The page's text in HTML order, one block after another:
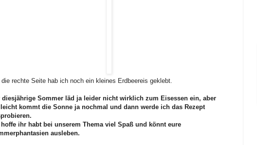
rechte Seite hab ich noch ein kleines Erdbeereis geklebt.
diesjährige Sommer läd ja leider nicht wirklich zum Eisessen ein, aber
kommt die Sonne ja nochmal und dann werde ich das Rezept
hoffe ihr habt bei unserem Thema viel Spaß und könnt eure
ausleben.